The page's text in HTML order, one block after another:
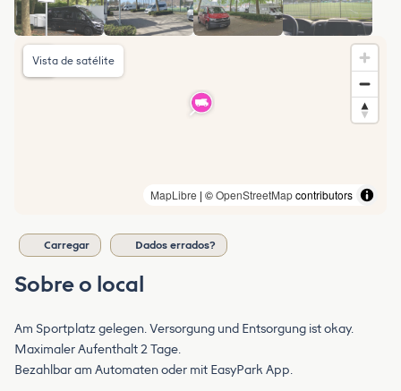
MapLibre | ©OpenStreetMapcontributors
Vista de satélite
Carregar Dados errados?
Sobre o local
Am Sportplatz gelegen. Versorgung und Entsorgung ist okay.
Maximaler Aufenthalt 2 Tage.
Bezahlbar am Automaten oder mit EasyPark App.